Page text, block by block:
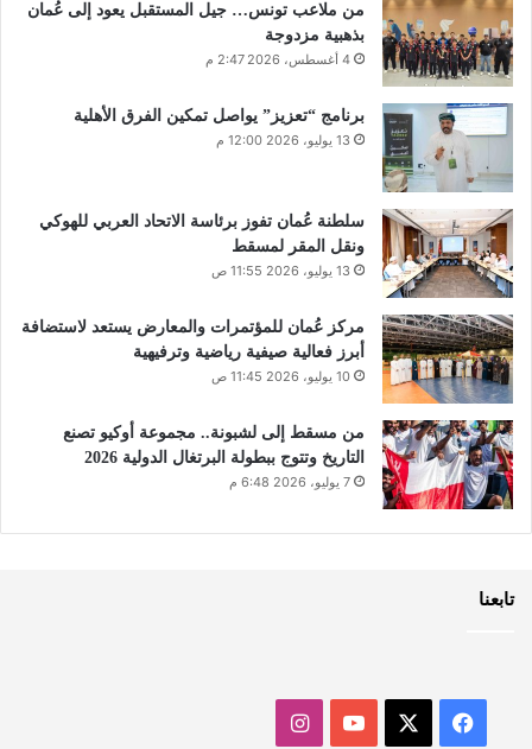
من ملاعب تونس… جيل المستقبل يعود إلى عُمان
بذهبية مزدوجة
4 أغسطس، 2026 2:47 م
برنامج “تعزيز” يواصل تمكين الفرق الأهلية
13 يوليو، 2026 12:00 م
سلطنة عُمان تفوز برئاسة الاتحاد العربي للهوكي
ونقل المقر لمسقط
13 يوليو، 2026 11:55 ص
مركز عُمان للمؤتمرات والمعارض يستعد لاستضافة
أبرز فعالية صيفية رياضية وترفيهية
10 يوليو، 2026 11:45 ص
من مسقط إلى لشبونة.. مجموعة أوكيو تصنع
التاريخ وتتوج ببطولة البرتغال الدولية 2026
7 يوليو، 2026 6:48 م
تابعنا
فيسبوك ‫YouTubeانستقرام